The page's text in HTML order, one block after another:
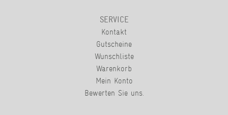
SERVICE
Kontakt
Gutscheine
Wunschliste
Warenkorb
Mein Konto
Bewerten Sie uns.